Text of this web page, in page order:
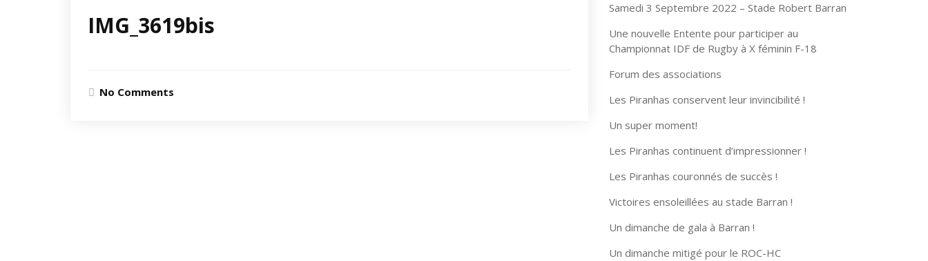
IMG_3619bis
No Comments
Samedi 3 Septembre 2022 – Stade Robert Barran
Une nouvelle Entente pour participer au
Championnat IDF de Rugby à X féminin F-18
Forum des associations
Les Piranhas conservent leur invincibilité !
Un super moment!
Les Piranhas continuent d’impressionner !
Les Piranhas couronnés de succès !
Victoires ensoleillées au stade Barran !
Un dimanche de gala à Barran !
Un dimanche mitigé pour le ROC-HC